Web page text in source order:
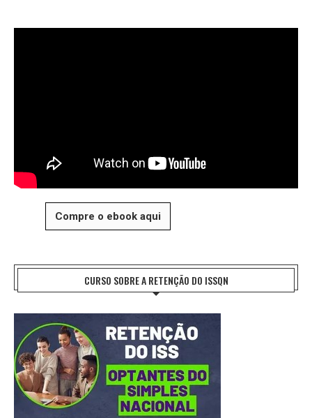
Compre o ebook aqui
CURSO SOBRE A RETENÇÃO DO ISSQN